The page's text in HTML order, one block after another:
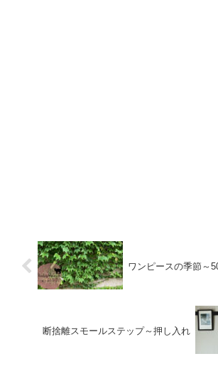
ワンピースの季節～
断捨離スモールステップ～押し入れ